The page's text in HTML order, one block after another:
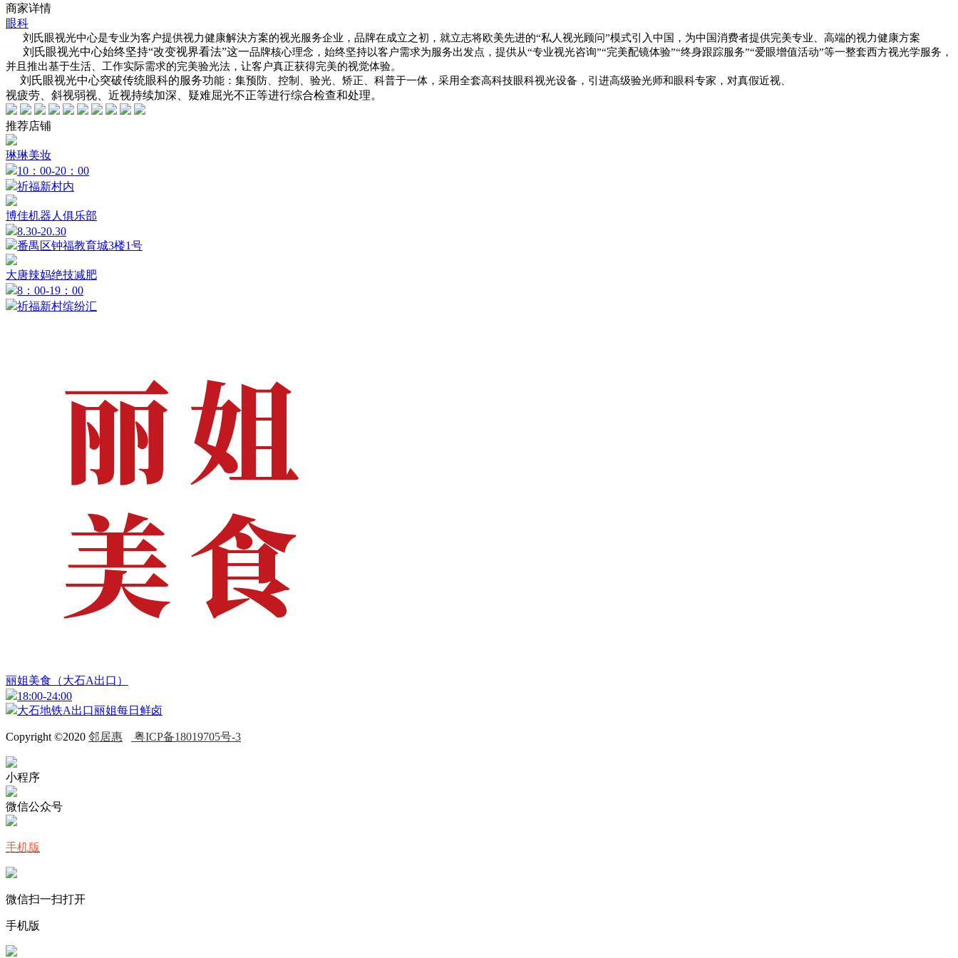
商家详情
眼科
刘氏眼视光中心是专业为客户提供视力健康解決方案的视光服务企业，品牌在成立之初，就立志将欧美先进的“私人视光顾问”模式引入中国，为中国消费者提供完美专业、高端的视力健康方案
刘氏眼视光中心始终坚持“改变视界看法”这一品牌核心理念，始终坚持以客户需求为 服务出发点，提供从“专业视光咨询”“完美配镜体验”“终身跟踪服务”“爱眼增值活动”等一整套西方视光学服务，
并 且推出基于生活、工作实际需求的完美验光法，让客户真正获得完美的视觉体验。
刘氏眼视光中心突破传统眼科的服务功能：集预防、控制、验光、矫正、科普于一体，采用全套高科技眼科视光设备，引 进高级验光师和眼科专家，对真假近视、
视疲劳、斜视弱视、近视持续加深、疑难屈光不正等进行综合检查和处理。
推荐店铺
琳琳美妆
10：00-20：00
祈福新村内
博佳机器人俱乐部
8.30-20.30
番禺区钟福教育城3楼1号
大唐辣妈绝技减肥
8：00-19：00
祈福新村缤纷汇
丽姐美食（大石A出口）
18:00-24:00
大石地铁A出口丽姐每日鲜卤
Copyright ©2020 邻居惠 粤ICP备18019705号-3
小程序
微信公众号
手机版
微信扫一扫打开
手机版